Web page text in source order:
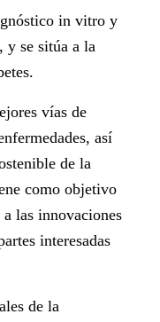
in vitro y
y se sitúa a la
vías de
así
de la
como objetivo
las innovaciones
interesadas
de la